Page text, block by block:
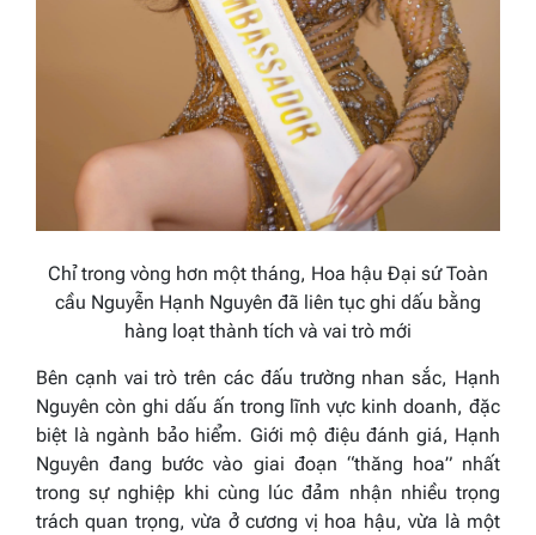
Chỉ trong vòng hơn một tháng, Hoa hậu Đại sứ Toàn
cầu Nguyễn Hạnh Nguyên đã liên tục ghi dấu bằng
hàng loạt thành tích và vai trò mới
Bên cạnh vai trò trên các đấu trường nhan sắc, Hạnh
Nguyên còn ghi dấu ấn trong lĩnh vực kinh doanh, đặc
biệt là ngành bảo hiểm. Giới mộ điệu đánh giá, Hạnh
Nguyên đang bước vào giai đoạn “thăng hoa” nhất
trong sự nghiệp khi cùng lúc đảm nhận nhiều trọng
trách quan trọng, vừa ở cương vị hoa hậu, vừa là một